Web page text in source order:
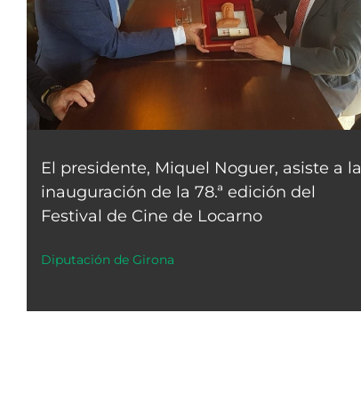
El presidente, Miquel Noguer, asiste a la
inauguración de la 78.ª edición del
Festival de Cine de Locarno
Diputación de Girona